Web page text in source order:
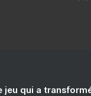
jeu qui a